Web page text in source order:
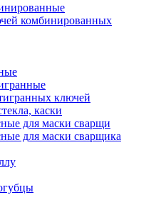
комбинированных
ключей
каски
для маски сварщи
для маски сварщика